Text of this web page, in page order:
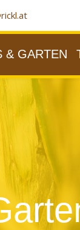
& GARTEN